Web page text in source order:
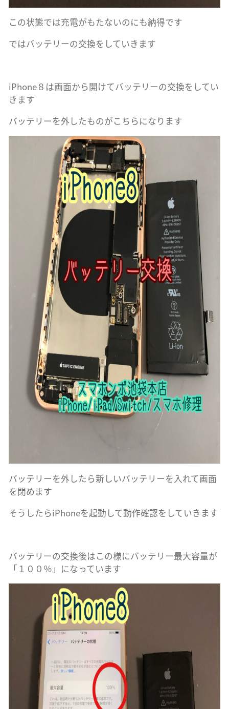
この状態では充電がもたないのにも納得です
ではバッテリーの交換をしていきます
iPhone８は画面から開けてバッテリーの交換をしてい
きます
バッテリーを外したものがこちらになります
バッテリーを外したら新しいバッテリーを入れて画面
を閉めます
そうしたらiPhoneを起動して動作確認をしていきます
バッテリーの交換後はこの様にバッテリー最大容量が
「１００％」になっています